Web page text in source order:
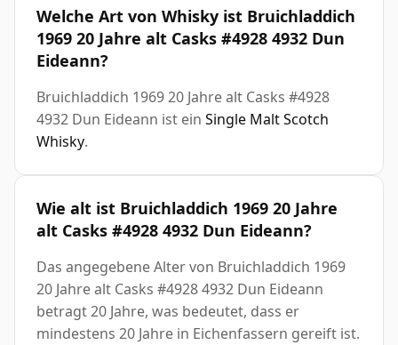
Welche Art von Whisky ist Bruichladdich
1969 20 Jahre alt Casks #4928 4932 Dun
Eideann?
Bruichladdich 1969 20 Jahre alt Casks #4928
4932 Dun Eideann ist ein Single Malt Scotch
Whisky.
Wie alt ist Bruichladdich 1969 20 Jahre
alt Casks #4928 4932 Dun Eideann?
Das angegebene Alter von Bruichladdich 1969
20 Jahre alt Casks #4928 4932 Dun Eideann
betragt 20 Jahre, was bedeutet, dass er
mindestens 20 Jahre in Eichenfassern gereift ist.